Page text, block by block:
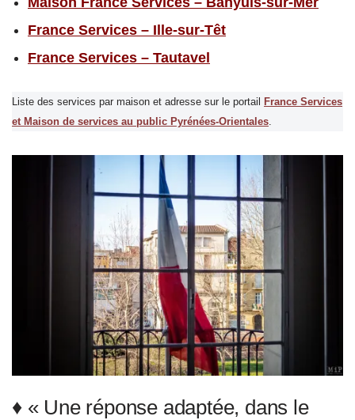
France Services – Ille-sur-Têt
France Services – Tautavel
Liste des services par maison et adresse sur le portail
France Services
et Maison de services au public Pyrénées-Orientales
♦ « Une réponse adaptée, dans le